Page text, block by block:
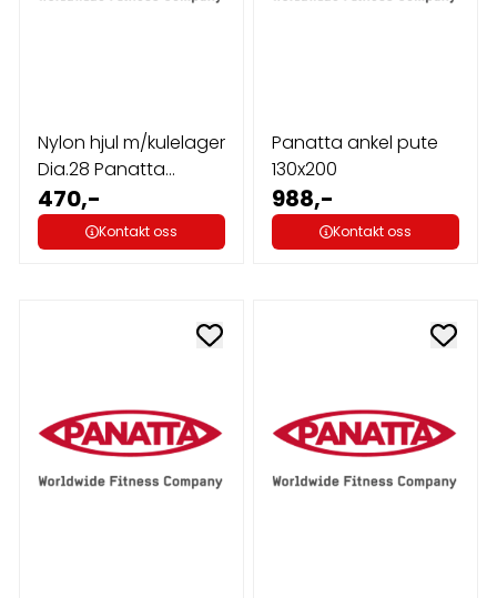
Nylon hjul m/kulelager
Dia.28 Panatta
C/Cusci ...
470,-
Kontakt oss
Panatta ankel pute
130x200
988,-
Kontakt oss